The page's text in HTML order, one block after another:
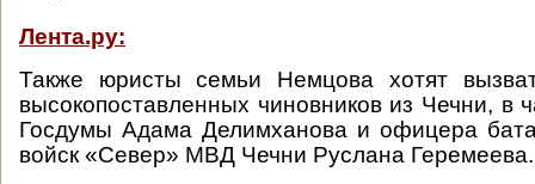
Лента.ру:
Также юристы семьи Немцова хотят
высокопоставленных чиновников из Чечни, в
Госдумы Адама Делимханова и офицера
войск «Север» МВД Чечни Руслана Геремеева.